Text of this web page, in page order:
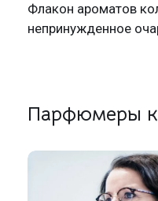
Флакон ароматов
непринужденное
Парфюмеры